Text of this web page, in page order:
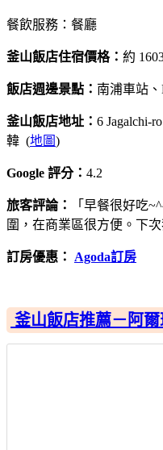
餐飲服務：餐廳
釜山飯店住宿價格： 約
飯店週邊景點： 南浦車站
釜山飯店地址： 6 Jagalchi-
韓 (地圖)
Google 評分： 4.2
旅客評論：
「早餐很好吃
圍，在商業區很方便。下次
訂房優惠： Agoda訂房
釜山飯店推薦－阿